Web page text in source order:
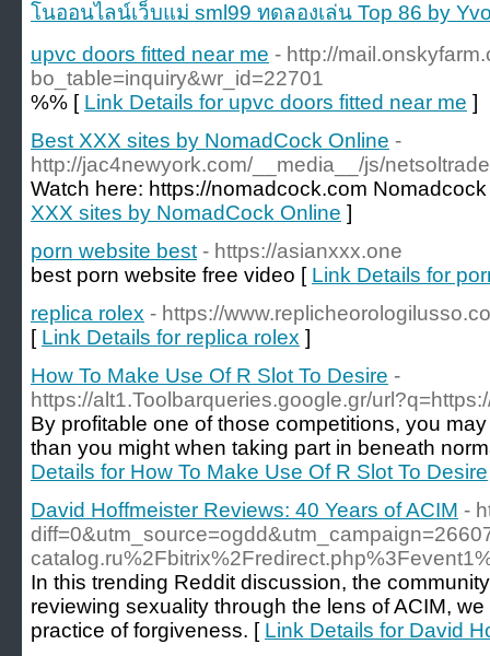
โนออนไลน์เว็บแม่ sml99 ทดลองเล่น Top 86 by
upvc doors fitted near me - http://
bo_table=inquiry&wr_id=22701
%% [ Link Details for upvc doors fitted near me ]
Best XXX sites by NomadCock Online -
http://jac4newyork.com/__media__/js/
Watch here: https://nomadcock.com
XXX sites by NomadCock Online ]
porn website best - https://asianxxx.one
best porn website free video [ Link Details for
replica rolex - https://
[ Link Details for replica rolex ]
How To Make Use Of R Slot To Desire -
https://alt1.Toolbarqueries.google.gr/
By profitable one of those competitions, you
than you might when taking part in beneath
Details for How To Make Use Of R Slot To Desire
David Hoffmeister Reviews: 40 Years of ACIM -
In this trending Reddit discussion, the
reviewing sexuality through the lens of ACIM,
practice of forgiveness. [ Link Details for David